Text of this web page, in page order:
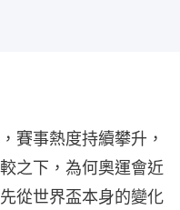
賽事熱度持續攀升，
之下，為何奧運會近
從世界盃本身的變化